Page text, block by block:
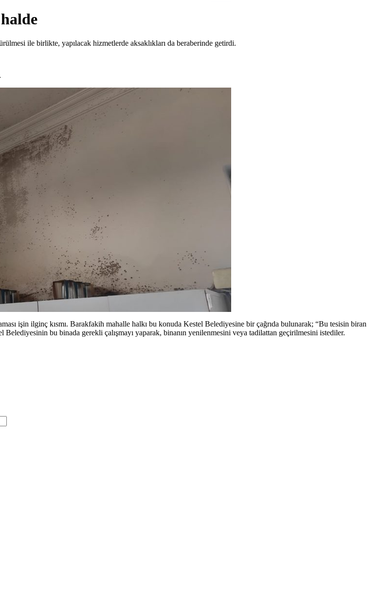
ile birlikte, yapılacak hizmetlerde aksaklıkları da beraberinde getirdi.
işin ilginç kısmı. Barakfakih mahalle halkı bu konuda Kestel Belediyesine bir çağrıda bulunarak; “Bu tesisin biran
bu binada gerekli çalışmayı yaparak, binanın yenilenmesini veya tadilattan geçirilmesini istediler.